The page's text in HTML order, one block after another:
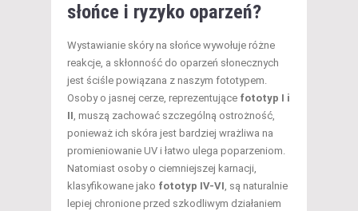
słońce i ryzyko oparzeń?
Wystawianie skóry na słońce wywołuje różne
reakcje, a skłonność do oparzeń słonecznych
jest ściśle powiązana z naszym fototypem.
Osoby o jasnej cerze, reprezentujące fototyp I i
II, muszą zachować szczególną ostrożność,
ponieważ ich skóra jest bardziej wrażliwa na
promieniowanie UV i łatwo ulega poparzeniom.
Natomiast osoby o ciemniejszej karnacji,
klasyfikowane jako fototyp IV-VI, są naturalnie
lepiej chronione przed szkodliwym działaniem